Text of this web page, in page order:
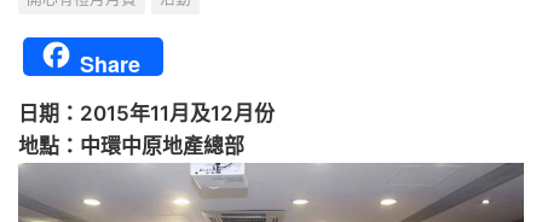
Share
日期：2015年11月及12月份
地點：中環中原地產總部